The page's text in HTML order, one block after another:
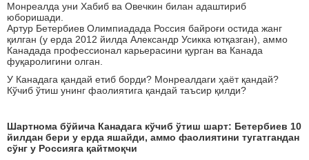
Монреалда уни Хабиб ва ​​Овечкин билан адаштириб
юборишади.
Артур Бетербиев Олимпиадада Россия байроғи остида жанг
қилган (у ерда 2012 йилда Александр Усикка ютқазган), аммо
Канадада профессионал карьерасини қурган ва Канада
фуқаролигини олган.
У Канадага қандай етиб борди? Монреалдаги ҳаёт қандай?
Кўчиб ўтиш унинг фаолиятига қандай таъсир қилди?
Шартнома бўйича Канадага кўчиб ўтиш шарт: Бетербиев 10
йилдан бери у ерда яшайди, аммо фаолиятини тугатгандан
сўнг у Россияга қайтмоқчи